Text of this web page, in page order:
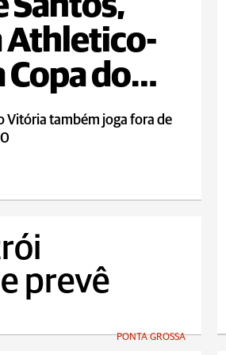
Athletico-
Copa do
Vitória também joga fora de
prevê
PONTA GROSSA